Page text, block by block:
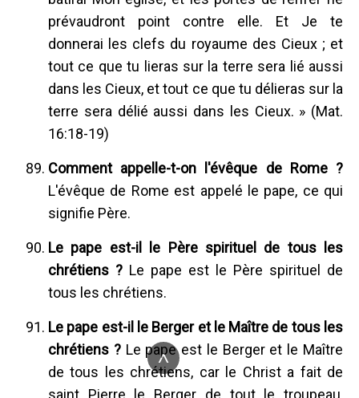
prévaudront point contre elle. Et Je te
donnerai les clefs du royaume des Cieux ; et
tout ce que tu lieras sur la terre sera lié aussi
dans les Cieux, et tout ce que tu délieras sur la
terre sera délié aussi dans les Cieux. » (Mat.
16:18-19)
Comment appelle-t-on l'évêque de Rome ?
L'évêque de Rome est appelé le pape, ce qui
signifie Père.
Le pape est-il le Père spirituel de tous les
chrétiens ? Le pape est le Père spirituel de
tous les chrétiens.
Le pape est-il le Berger et le Maître de tous les
chrétiens ?Le pape est le Berger et le Maître
de tous les chrétiens, car le Christ a fait de
saint Pierre le Berger de tout le troupeau,
^